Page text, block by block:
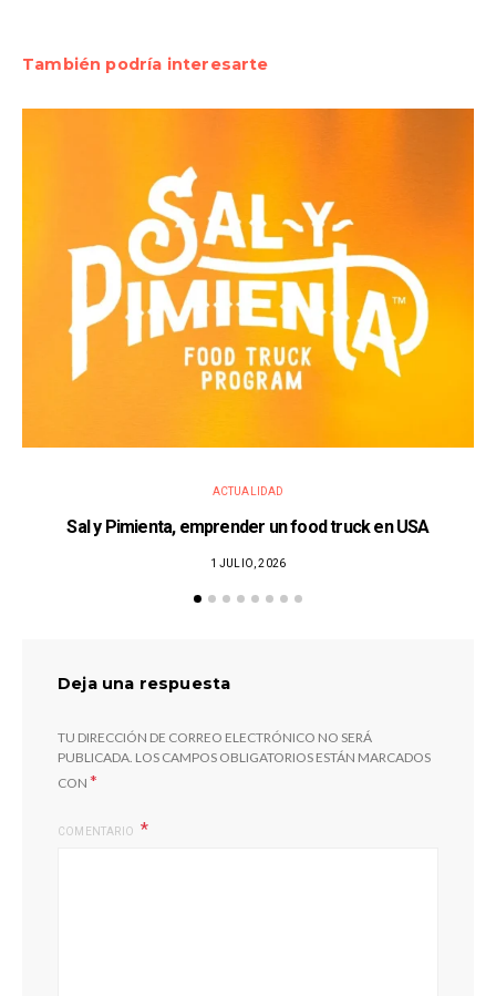
También podría interesarte
ACTUALIDAD
Sal y Pimienta, emprender un food truck en USA
1 JULIO, 2026
Deja una respuesta
TU DIRECCIÓN DE CORREO ELECTRÓNICO NO SERÁ
PUBLICADA. LOS CAMPOS OBLIGATORIOS ESTÁN MARCADOS
CON *
COMENTARIO